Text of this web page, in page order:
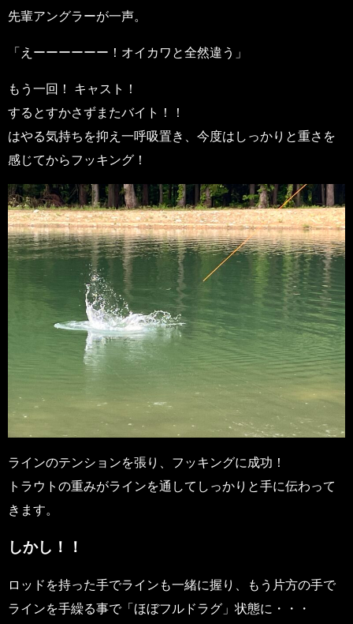
先輩アングラーが一声。
「えーーーーーー！オイカワと全然違う」
もう一回！ キャスト！
するとすかさずまたバイト！！
はやる気持ちを抑え一呼吸置き、今度はしっかりと重さを
感じてからフッキング！
ラインのテンションを張り、フッキングに成功！
トラウトの重みがラインを通してしっかりと手に伝わって
きます。
しかし！！
ロッドを持った手でラインも一緒に握り、もう片方の手で
ラインを手繰る事で「ほぼフルドラグ」状態に・・・